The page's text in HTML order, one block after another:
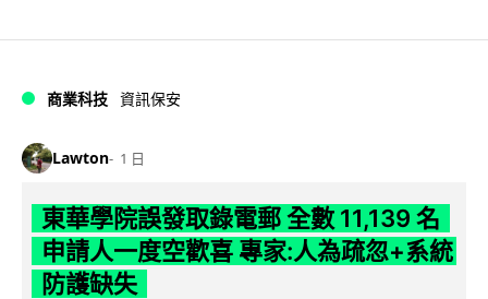
商業科技 資訊保安
Lawton 1 日
東華學院誤發取錄電郵 全數 11,139 名
申請人一度空歡喜 專家:人為疏忽+系統
防護缺失